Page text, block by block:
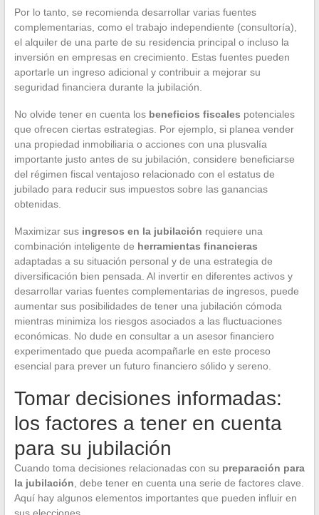
Por lo tanto, se recomienda desarrollar varias fuentes
complementarias, como el trabajo independiente (consultoría),
el alquiler de una parte de su residencia principal o incluso la
inversión en empresas en crecimiento. Estas fuentes pueden
aportarle un ingreso adicional y contribuir a mejorar su
seguridad financiera durante la jubilación.
No olvide tener en cuenta los beneficios fiscales potenciales
que ofrecen ciertas estrategias. Por ejemplo, si planea vender
una propiedad inmobiliaria o acciones con una plusvalía
importante justo antes de su jubilación, considere beneficiarse
del régimen fiscal ventajoso relacionado con el estatus de
jubilado para reducir sus impuestos sobre las ganancias
obtenidas.
Maximizar sus ingresos en la jubilación requiere una
combinación inteligente de herramientas financieras
adaptadas a su situación personal y de una estrategia de
diversificación bien pensada. Al invertir en diferentes activos y
desarrollar varias fuentes complementarias de ingresos, puede
aumentar sus posibilidades de tener una jubilación cómoda
mientras minimiza los riesgos asociados a las fluctuaciones
económicas. No dude en consultar a un asesor financiero
experimentado que pueda acompañarle en este proceso
esencial para prever un futuro financiero sólido y sereno.
Tomar decisiones informadas:
los factores a tener en cuenta
para su jubilación
Cuando toma decisiones relacionadas con su preparación para
la jubilación , debe tener en cuenta una serie de factores clave.
Aquí hay algunos elementos importantes que pueden influir en